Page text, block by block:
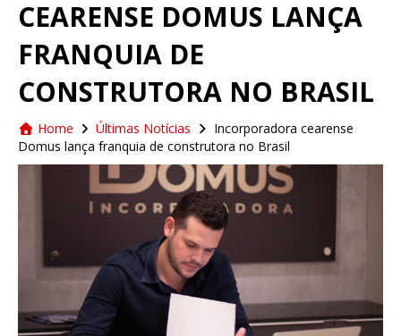
CEARENSE DOMUS LANÇA
FRANQUIA DE
CONSTRUTORA NO BRASIL
Home Últimas Notícias
Incorporadora cearense
Domus lança franquia de construtora no Brasil